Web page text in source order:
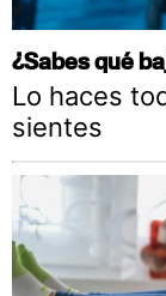
¿Sabes qué
Lo haces
sientes